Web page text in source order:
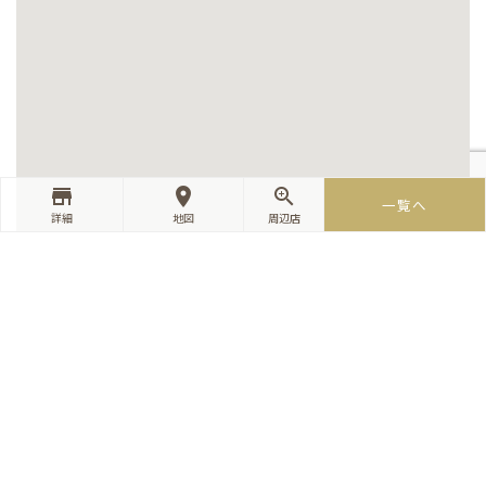
store_mall_directory
詳細
room
地図
zoom_in
周辺店
一覧へ